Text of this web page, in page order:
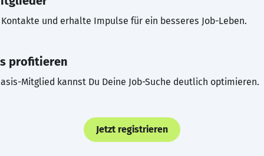
und erhalte Impulse für ein besseres Job-Leben.
profitieren
Mitglied kannst Du Deine Job-Suche deutlich optimieren.
Jetzt registrieren